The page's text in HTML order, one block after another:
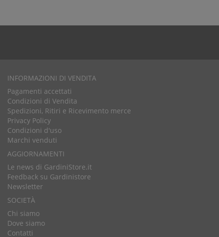
INFORMAZIONI DI VENDITA
Pagamenti accettati
Condizioni di Vendita
Spedizioni, Ritiri e Ricevimento merce
Privacy Policy
Condizioni d'uso
Marchi venduti
AGGIORNAMENTI
Le news di GardiniStore.it
Feedback su Gardinistore
Newsletter
SOCIETÀ
Chi siamo
Dove siamo
Contatti